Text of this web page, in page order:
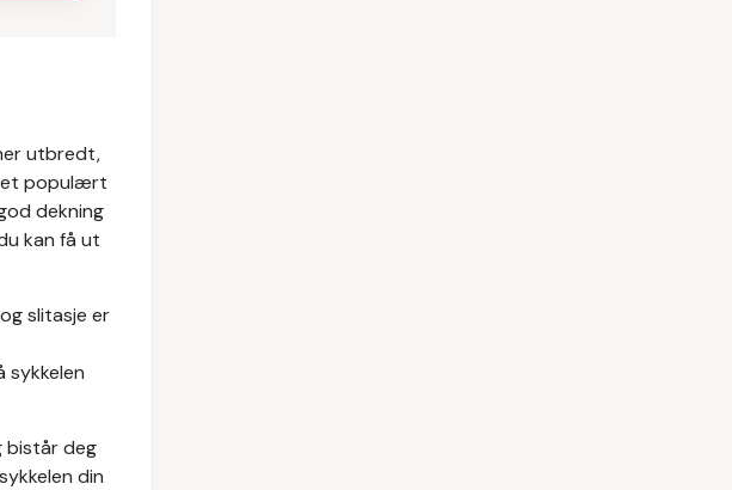
utbredt,
et populært
dekning
kan få ut
slitasje er
sykkelen
bistår deg
din